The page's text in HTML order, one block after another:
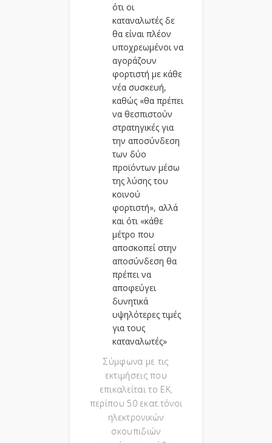
ότι οι
καταναλωτές δε
θα είναι πλέον
υποχρεωμένοι να
αγοράζουν
φορτιστή με κάθε
νέα συσκευή,
καθώς «θα πρέπει
να θεσπιστούν
στρατηγικές για
την αποσύνδεση
των δύο
προϊόντων μέσω
της λύσης του
κοινού
φορτιστή», αλλά
και ότι «κάθε
μέτρο που
αποσκοπεί στην
αποσύνδεση θα
πρέπει να
αποφεύγει
δυνητικά
υψηλότερες τιμές
για τους
καταναλωτές»
Σύμφωνα με τις
εκτιμήσεις που
επικαλείται το ΕΚ,
περίπου 50 εκατ.τόνοι
ηλεκτρονικών
σκουπιδιών